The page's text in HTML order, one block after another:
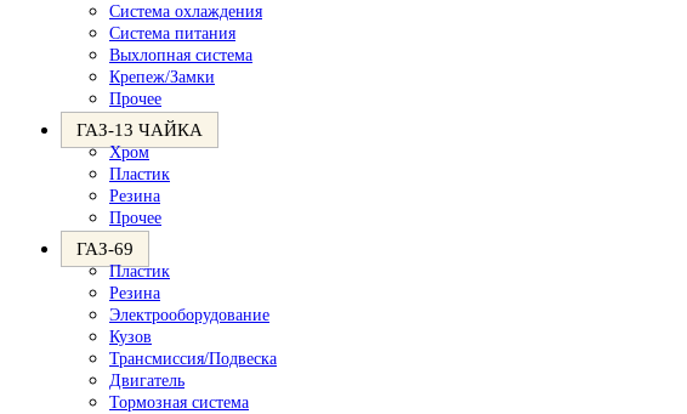
Система охлаждения
Система питания
Выхлопная система
Крепеж/Замки
Прочее
ГАЗ-13 ЧАЙКА
Хром
Пластик
Резина
Прочее
ГАЗ-69
Пластик
Резина
Электрооборудование
Кузов
Трансмиссия/Подвеска
Двигатель
Тормозная система